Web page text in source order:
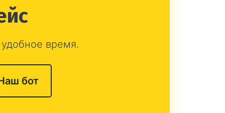
время.
бот